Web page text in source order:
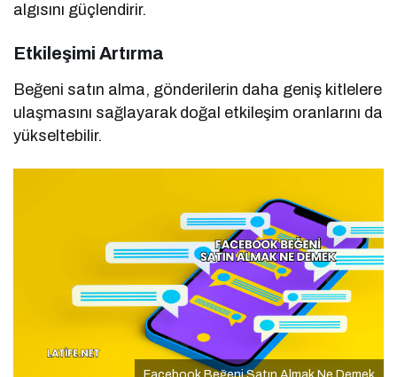
algısını güçlendirir.
Etkileşimi Artırma
Beğeni satın alma, gönderilerin daha geniş kitlelere
ulaşmasını sağlayarak doğal etkileşim oranlarını da
yükseltebilir.